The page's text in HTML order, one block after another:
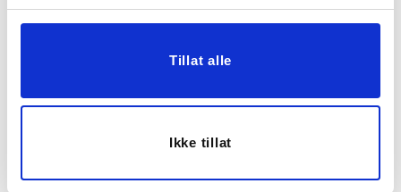
Tillat alle
Ikke tillat
KJØP KJØP